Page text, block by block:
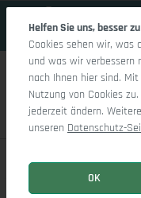
Sitz Concept smart
Helfen Sie uns, besser
Cookies sehen wir,
und was wir verbessern
nach Ihnen hier sind.
Nutzung von Cookies
jederzeit ändern.
unseren Datenschutz-
OK